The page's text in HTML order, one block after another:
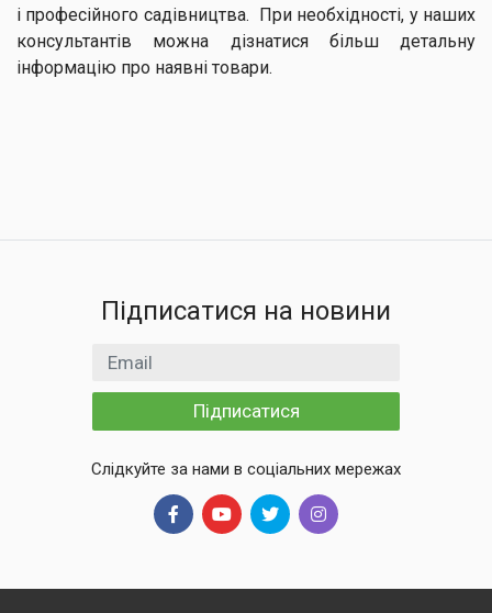
і професійного садівництва. При необхідності, у наших
консультантів можна дізнатися більш детальну
інформацію про наявні товари.
Підписатися на новини
Email
Підписатися
Слідкуйте за нами в соціальних мережах